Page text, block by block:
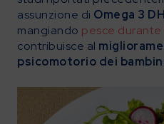
assunzione di Omega 3
mangiando pesce durante
contribuisce al
psicomotorio dei